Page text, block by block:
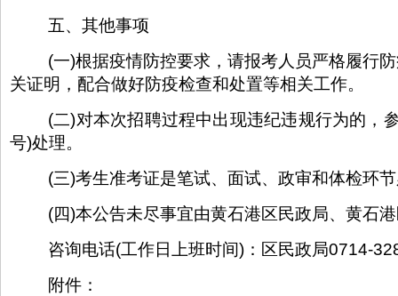
五、其他事项
(一)根据疫情防控要求，请报考人员严格履行
关证明，配合做好防疫检查和处置等相关工作。
(二)对本次招聘过程中出现违纪违规行为的，
号)处理。
(三)考生准考证是笔试、面试、政审和体检环
(四)本公告未尽事宜由黄石港区民政局、黄石
咨询电话(工作日上班时间)：区民政局0714-
附件：